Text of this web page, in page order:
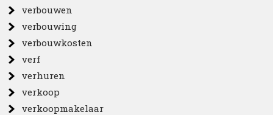
verbouwen
verbouwing
verbouwkosten
verf
verhuren
verkoop
verkoopmakelaar